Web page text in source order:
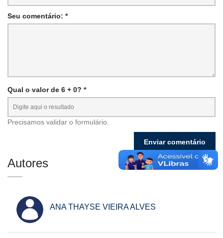
Seu comentário: *
Qual o valor de 6 + 0? *
Precisamos validar o formulário.
Autores
ANA THAYSE VIEIRA ALVES